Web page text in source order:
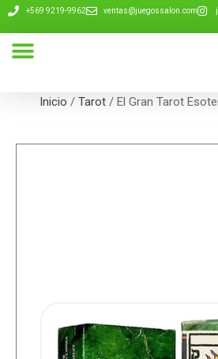
+569 9219-9962 ventas@juegossalon.com
Inicio / Tarot / El Gran Tarot